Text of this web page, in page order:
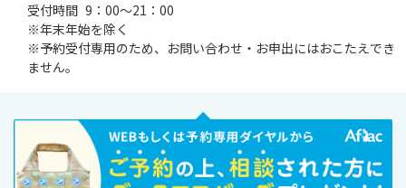
受付時間 9：00～21：00
※年末年始を除く
※予約受付専用のため、お問い合わせ・お申出にはおこたえでき
ません。